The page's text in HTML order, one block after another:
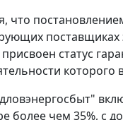
что
статус
которого
чем 35%, с